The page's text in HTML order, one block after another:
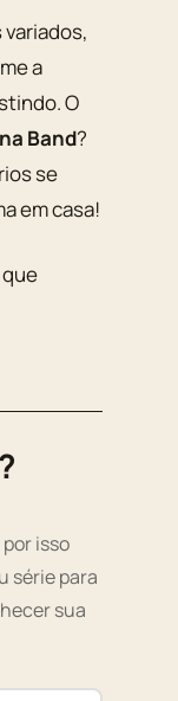
variados,
a
O
Band?
se
em casa!
que
isso
série para
sua